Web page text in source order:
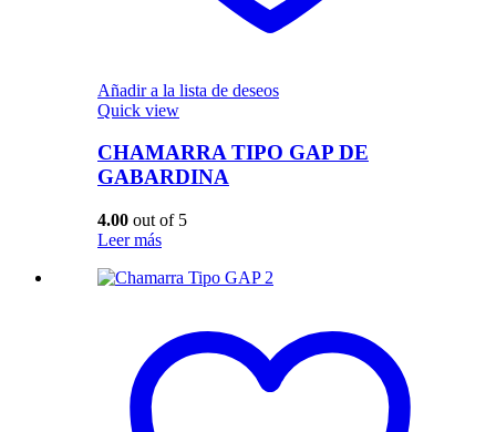
Añadir a la lista de deseos
Quick view
CHAMARRA TIPO GAP DE
GABARDINA
4.00 out of 5
Leer más